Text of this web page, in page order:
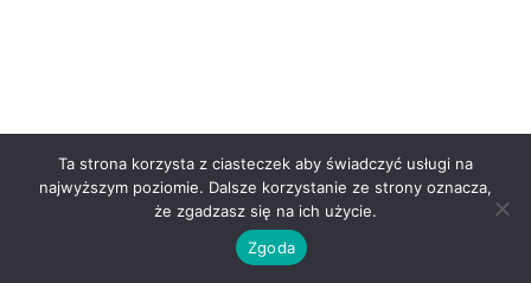
Ta strona korzysta z ciasteczek aby świadczyć usługi na
najwyższym poziomie. Dalsze korzystanie ze strony oznacza,
że zgadzasz się na ich użycie.
Zgoda